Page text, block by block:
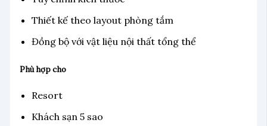
Thiết kế theo layout phòng tắm
Đồng bộ với vật liệu nội thất tổng thể
Phù hợp cho
Resort
Khách sạn 5 sao